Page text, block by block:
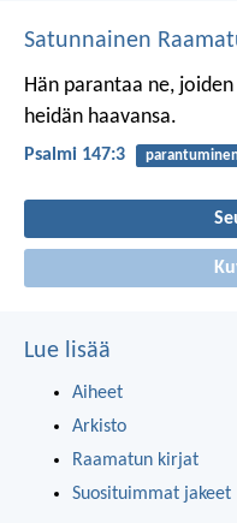
Satunnainen
Hän parantaa ne,
heidän haavansa.
Psalmi 147:3
Lue lisää
Aiheet
Arkisto
Raamatun kirjat
Suosituimmat jakeet